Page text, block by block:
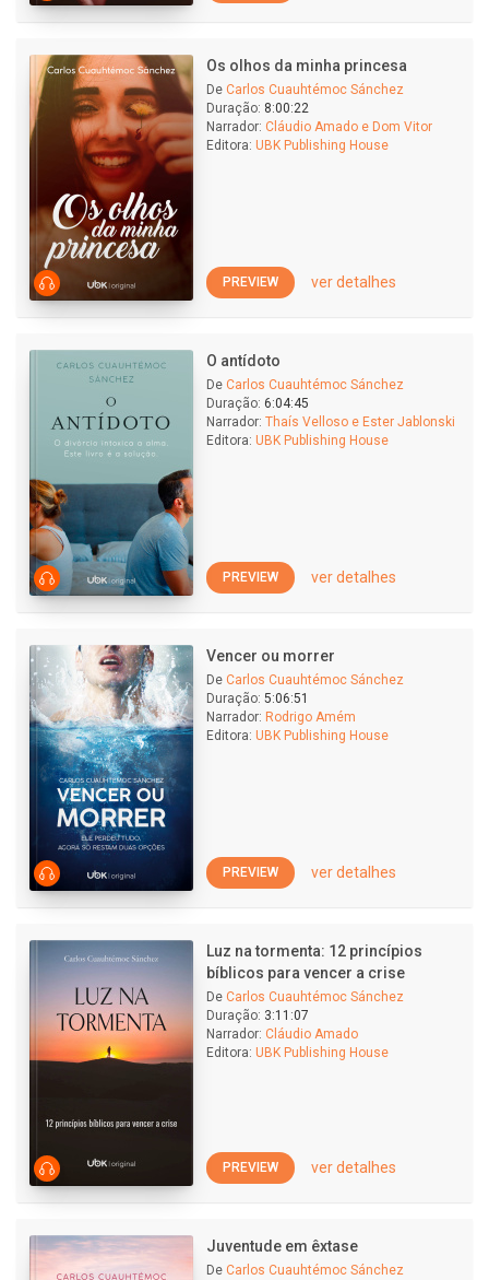
Os olhos da minha princesa
De Carlos Cuauhtémoc Sánchez
Duração: 8:00:22
Narrador: Cláudio Amado e Dom Vitor
Editora: UBK Publishing House
PREVIEW ver detalhes
O antídoto
De Carlos Cuauhtémoc Sánchez
Duração: 6:04:45
Narrador: Thaís Velloso e Ester Jablonski
Editora: UBK Publishing House
PREVIEW ver detalhes
Vencer ou morrer
De Carlos Cuauhtémoc Sánchez
Duração: 5:06:51
Narrador: Rodrigo Amém
Editora: UBK Publishing House
PREVIEW ver detalhes
Luz na tormenta: 12 princípios
bíblicos para vencer a crise
De Carlos Cuauhtémoc Sánchez
Duração: 3:11:07
Narrador: Cláudio Amado
Editora: UBK Publishing House
PREVIEW ver detalhes
Juventude em êxtase
De Carlos Cuauhtémoc Sánchez